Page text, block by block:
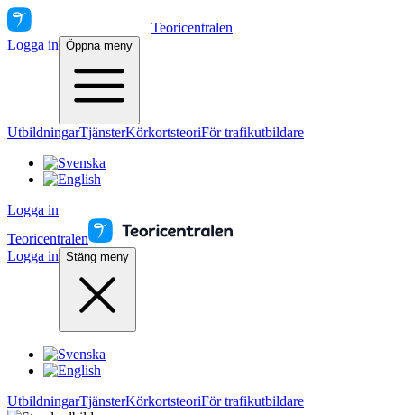
Teoricentralen
Logga in Öppna meny
UtbildningarTjänsterKörkortsteoriFör trafikutbildare
Logga in
Teoricentralen
Logga in Stäng meny
UtbildningarTjänsterKörkortsteoriFör trafikutbildare